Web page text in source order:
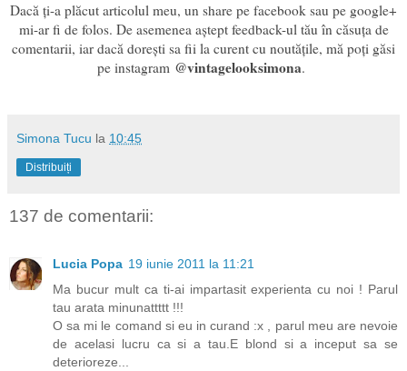
Dacă ți-a plăcut articolul meu, un share pe facebook sau pe google+
mi-ar fi de folos. De asemenea aștept feedback-ul tău în căsuța de
comentarii, iar dacă dorești sa fii la curent cu noutățile, mă poți găsi
pe instagram @vintagelooksimona.
Simona Tucu la 10:45
Distribuiți
137 de comentarii:
Lucia Popa 19 iunie 2011 la 11:21
Ma bucur mult ca ti-ai impartasit experienta cu noi ! Parul
tau arata minunattttt !!!
O sa mi le comand si eu in curand :x , parul meu are nevoie
de acelasi lucru ca si a tau.E blond si a inceput sa se
deterioreze...